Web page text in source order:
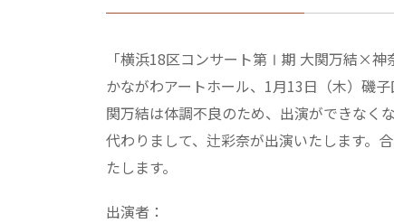
「横浜18区コンサート第Ⅰ期 大関万結×神
かながわアートホール、1月13日（木）磯
関万結は体調不良のため、出演ができなくな
代わりまして、辻彩奈が出演いたします。
たします。
出演者：